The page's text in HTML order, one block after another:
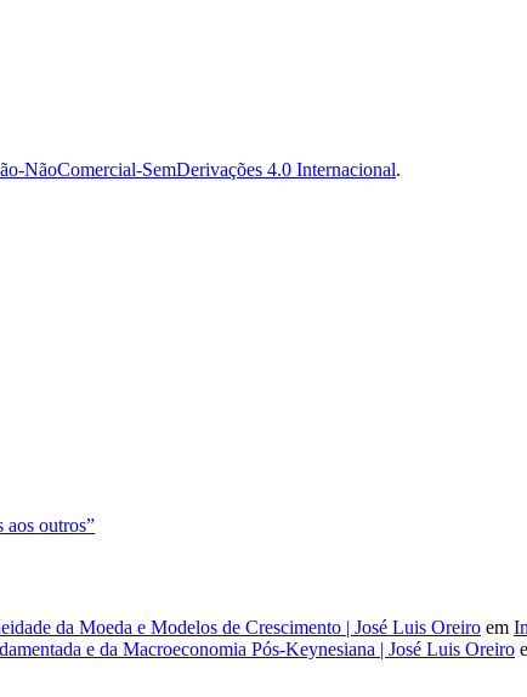
NãoComercial-SemDerivações 4.0 Internacional.
aos outros”
da Moeda e Modelos de Crescimento | José Luis Oreiro em
e da Macroeconomia Pós-Keynesiana | José Luis Oreiro